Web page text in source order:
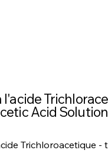
l'acide
Acid Solution
Trichloroacetique -